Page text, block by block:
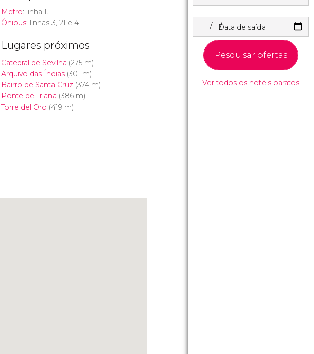
Metro: linha 1.
Ônibus: linhas 3, 21 e 41.
Lugares próximos
Catedral de Sevilha (275 m)
Arquivo das Índias(301 m)
Bairro de Santa Cruz (374 m)
Ponte de Triana (386 m)
Torre del Oro (419 m)
Data de saída
Pesquisar ofertas
Ver todos os hotéis baratos